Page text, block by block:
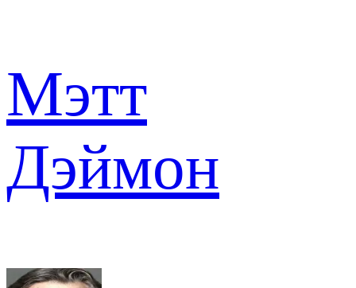
Мэтт
Дэймон